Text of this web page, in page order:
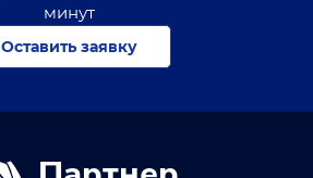
минут
Оставить заявку